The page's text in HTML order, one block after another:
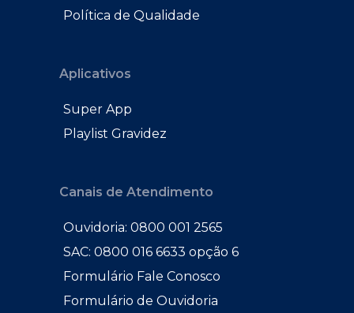
Política de Qualidade
Aplicativos
Super App
Playlist Gravidez
Canais de Atendimento
Ouvidoria: 0800 001 2565
SAC: 0800 016 6633 opção 6
Formulário Fale Conosco
Formulário de Ouvidoria